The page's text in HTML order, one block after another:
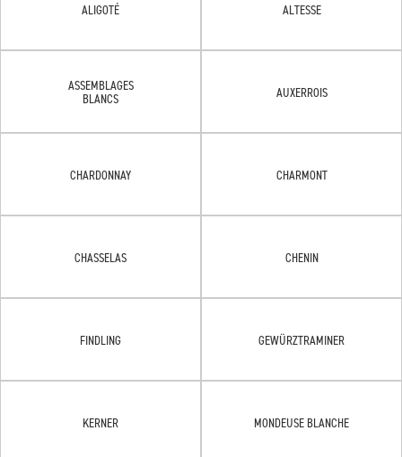
ALIGOTÉ ALTESSE
ASSEMBLAGES
BLANCS
AUXERROIS
CHARDONNAY CHARMONT
CHASSELAS CHENIN
FINDLING GEWÜRZTRAMINER
KERNER MONDEUSE BLANCHE